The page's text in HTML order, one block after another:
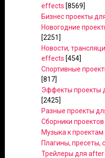
effects [8569]
Бизнес проекты
Новогодние
[2251]
Новости,
effects [454]
Спортивные
[817]
Эффекты проекты
[2425]
Разные проекты
Сборники проектов
Музыка к проектам
Плагины, пресеты,
Трейлеры для